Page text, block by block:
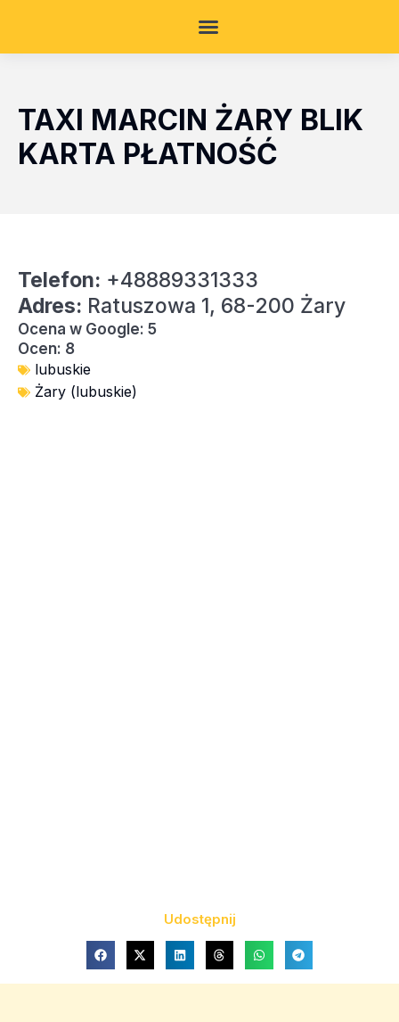
TAXI MARCIN ŻARY BLIK
KARTA PŁATNOŚĆ
Telefon: +48889331333
Adres: Ratuszowa 1, 68-200 Żary
Ocena w Google: 5
Ocen: 8
lubuskie
Żary (lubuskie)
Udostępnij